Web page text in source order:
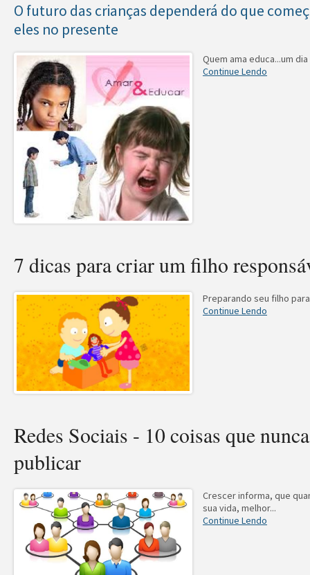
O futuro das crianças dependerá do que
eles no presente
Quem ama educa...um
Continue Lendo
7 dicas para criar um filho
Preparando seu filho
Continue Lendo
Redes Sociais - 10 coisas que
publicar
Crescer informa, que
sua vida, melhor...
Continue Lendo